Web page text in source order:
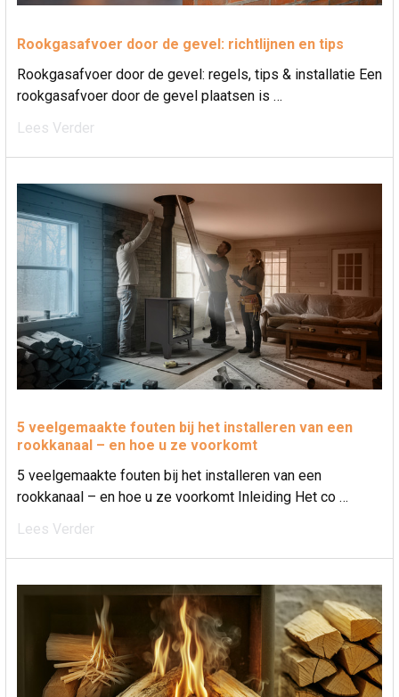
Rookgasafvoer door de gevel: richtlijnen en tips
Rookgasafvoer door de gevel: regels, tips & installatie Een
rookgasafvoer door de gevel plaatsen is …
Lees Verder
5 veelgemaakte fouten bij het installeren van een
rookkanaal – en hoe u ze voorkomt
5 veelgemaakte fouten bij het installeren van een
rookkanaal – en hoe u ze voorkomt Inleiding Het co …
Lees Verder